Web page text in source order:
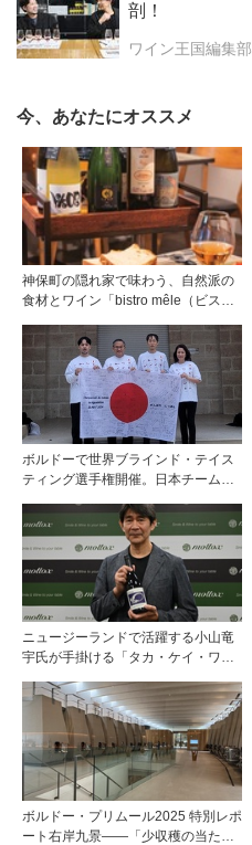
剖！
ワイン王国編集部
今、あなたにオススメ
神保町の隠れ家で味わう、自然派の
食材とワイン「bistro mêle（ビスト
ボルドーで世界ブラインド・テイス
ティング選手権開催。日本チームが4
ニュージーランドで活躍する小山竜
宇氏が手掛ける「タカ・ケイ・ワイ
始
ボルドー・プリムール2025 特別レポ
ート右岸九景――「少収穫の当たり